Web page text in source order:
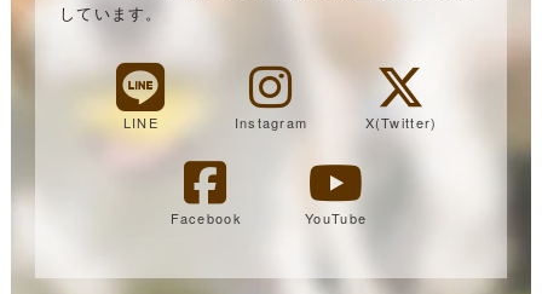
しています。
LINE Instagram X(Twitter)
Facebook YouTube